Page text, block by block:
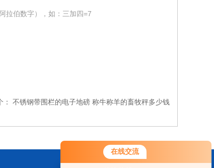
在线交流
拉伯数字），如：三加四=7
： 不锈钢带围栏的电子地磅 称牛称羊的畜牧秤多少钱